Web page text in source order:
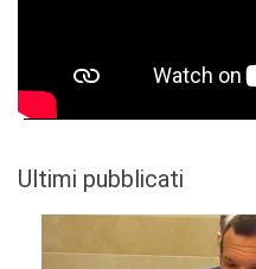
Ultimi pubblicati